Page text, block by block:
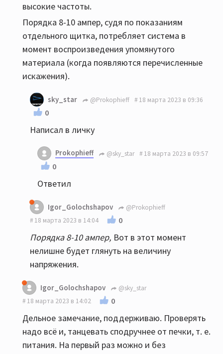
высокие частоты.
Порядка 8-10 ампер, судя по показаниям
отдельного щитка, потребляет система в
момент воспроизведения упомянутого
материала (когда появляются перечисленные
искажения).
sky_star @Prokophieff 18 марта 2023 в 09:36
0
Написал в личку
Prokophieff @sky_star 18 марта 2023 в 09:57
0
Ответил
Igor_Golochshapov
@Prokophieff
18 марта 2023 в 14:04
0
Порядка 8-10 ампер, Вот в этот момент
нелишне будет глянуть на величину
напряжения.
Igor_Golochshapov
@sky_star
18 марта 2023 в 14:02
0
Дельное замечание, поддерживаю. Проверять
надо всё и, танцевать сподручнее от печки, т. е.
питания. На первый раз можно и без